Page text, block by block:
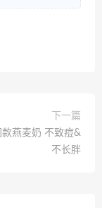
下一篇
款燕麦奶 不致痘&
不长胖